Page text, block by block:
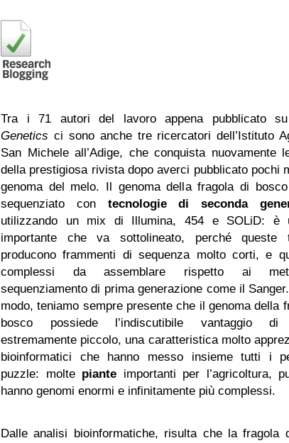
Tra i 71 autori del lavoro appena pubblicato
Genetics ci sono anche tre ricercatori dell’Istituto
San Michele all’Adige, che conquista nuovamente
della prestigiosa rivista dopo averci pubblicato pochi
genoma del melo. Il genoma della fragola di
sequenziato con tecnologie di seconda
utilizzando un mix di Illumina, 454 e SOLiD: è
importante che va sottolineato, perché queste
producono frammenti di sequenza molto corti, e
complessi da assemblare rispetto ai
sequenziamento di prima generazione come il
modo, teniamo sempre presente che il genoma della
bosco possiede l’indiscutibile vantaggio di
estremamente piccolo, una caratteristica molto
bioinformatici che hanno messo insieme tutti i
puzzle: molte piante importanti per l’agricoltura,
hanno genomi enormi e infinitamente più complessi.
Dalle analisi bioinformatiche, risulta che la fragola